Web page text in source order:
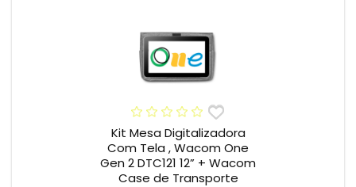
Kit Mesa Digitalizadora
Com Tela , Wacom One
Gen 2 DTC121 12” + Wacom
Case de Transporte